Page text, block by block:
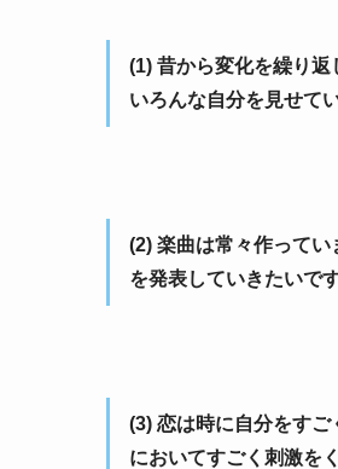
(1) 昔から変化を繰り
いろんな自分を見せて
(2) 楽曲は常々作って
を発表していきたいです
(3) 恋は時に自分をす
においてすごく刺激を